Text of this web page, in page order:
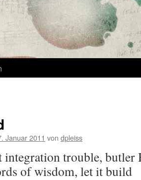
Januar 2011 von dpleiss
integration trouble, butler
of wisdom, let it build